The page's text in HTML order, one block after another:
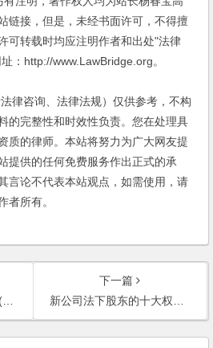
链接，但是，未经书面许可，不得擅
可转载时均应注明作者和出处"法律
：http://www.LawBridge.org。
咨询、法律法规）仅供参考，不构
的完整性和时效性负责。您在处理具
质的律师。本站将努力为广大网友提
提供的任何免费服务作出正式的承
言论不代表本站观点，如需使用，请
者所有。
下一篇
新公司法下股东的十大权利(2006)